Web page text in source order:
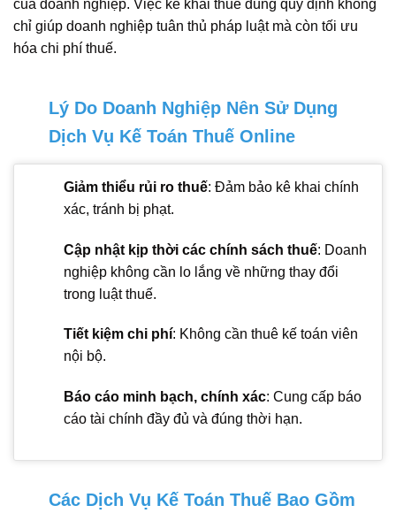
của doanh nghiệp. Việc kê khai thuế đúng quy định không
chỉ giúp doanh nghiệp tuân thủ pháp luật mà còn tối ưu
hóa chi phí thuế.
Lý Do Doanh Nghiệp Nên Sử Dụng
Dịch Vụ Kế Toán Thuế Online
Giảm thiểu rủi ro thuế: Đảm bảo kê khai chính
xác, tránh bị phạt.
Cập nhật kịp thời các chính sách thuế: Doanh
nghiệp không cần lo lắng về những thay đổi
trong luật thuế.
Tiết kiệm chi phí: Không cần thuê kế toán viên
nội bộ.
Báo cáo minh bạch, chính xác: Cung cấp báo
cáo tài chính đầy đủ và đúng thời hạn.
Các Dịch Vụ Kế Toán Thuế Bao Gồm